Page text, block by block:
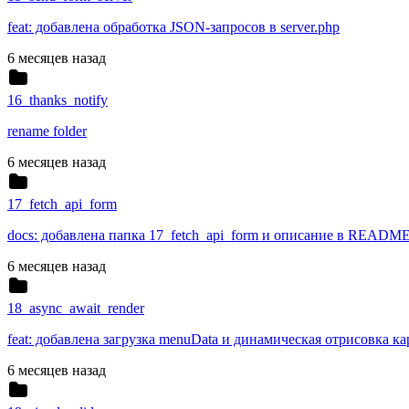
feat: добавлена обработка JSON-запросов в server.php
6 месяцев назад
16_thanks_notify
rename folder
6 месяцев назад
17_fetch_api_form
docs: добавлена папка 17_fetch_api_form и описание в README
6 месяцев назад
18_async_await_render
feat: добавлена загрузка menuData и динамическая отрисовка
6 месяцев назад